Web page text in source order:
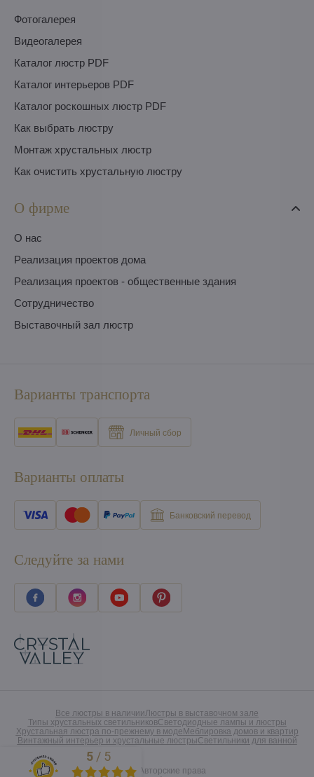
Фотогалерея
Видеогалерея
Каталог люстр PDF
Каталог интерьеров PDF
Каталог роскошных люстр PDF
Как выбрать люстру
Монтаж хрустальных люстр
Как очистить хрустальную люстру
О фирме
O нас
Pеализация проектов дома
Pеализация проектов - общественные здания
Сотрудничество
Выставочный зал люстр
Варианты транспорта
Личный сбор
Варианты оплаты
Банковский перевод
Следуйте за нами
Все люстры в наличииЛюстры в выставочном зале
Типы хрустальных светильниковСветодиодные лампы и люстры
Хрустальная люстра по-прежнему в моде Меблировка домов и квартир
Винтажный интерьер и хрустальные люстрыСветильники для ванной
©2026Авторские права
Excellent
5 / 5